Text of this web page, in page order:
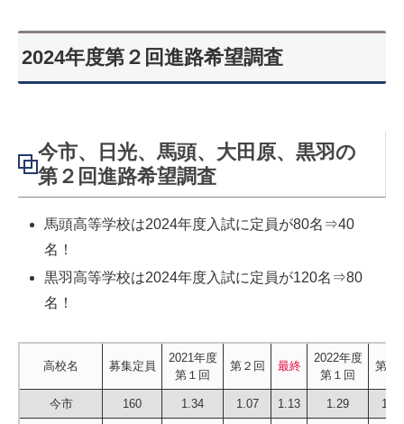
2024年度第２回進路希望調査
今市、日光、馬頭、大田原、黒羽の
第２回進路希望調査
馬頭高等学校は2024年度入試に定員が80名⇒40
名！
黒羽高等学校は2024年度入試に定員が120名⇒80
名！
高校名 募集定員
2021年度
第１回
第２回 最終
2022年度
第１回
第２
今市 160 1.34 1.07 1.13 1.29 1.36